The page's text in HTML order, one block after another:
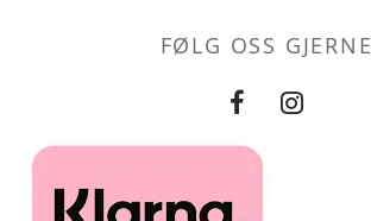
FØLG OSS GJERNE